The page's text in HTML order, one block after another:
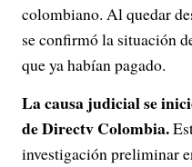
colombiano. Al quedar
se confirmó la situación
que ya habían pagado.
La causa judicial se
de Directv Colombia.
investigación preliminar